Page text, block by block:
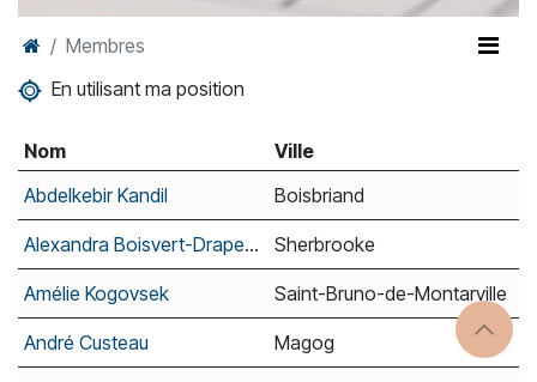
Membres
En utilisant ma position
Nom
Ville
Abdelkebir Kandil
Boisbriand
Alexandra Boisvert-Drapeau Sherbrooke
Amélie Kogovsek Saint-Bruno-de-Montarville
André Custeau Magog